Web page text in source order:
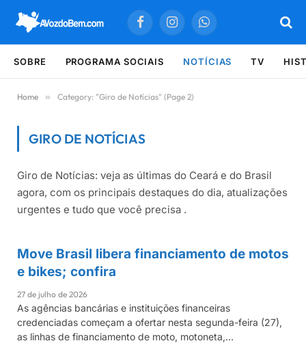
FacebookInstagramWhatsApp
SOBRE PROGRAMA SOCIAIS NOTÍCIAS TV
Home » Category: "Giro de Notícias" (Page 2)
GIRO DE NOTÍCIAS
Últimas notícias sobre Giro de Notícias
Giro de Notícias: veja as últimas do Ceará e do Brasil
agora, com os principais destaques do dia, atualizações
urgentes e tudo que você precisa .
GIRO DE NOTÍCIAS
Move Brasil libera financiamento de motos
e bikes; confira
27 de julho de 2026
As agências bancárias e instituições financeiras
credenciadas começam a ofertar nesta segunda-feira (27),
as linhas de financiamento de moto, motoneta,…